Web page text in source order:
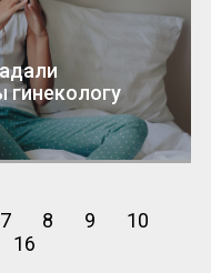
7 8 9
10
16